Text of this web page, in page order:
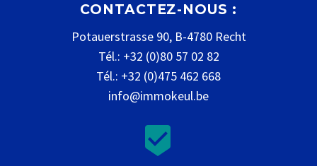
CONTACTEZ-NOUS :
Potauerstrasse 90, B-4780 Recht
Tél.: +32 (0)80 57 02 82
Tél.: +32 (0)475 462 668
info@immokeul.be

